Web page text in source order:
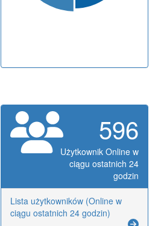
596
Użytkownik Online w
ciągu ostatnich 24
godzin
Lista użytkowników (Online w
ciągu ostatnich 24 godzin)